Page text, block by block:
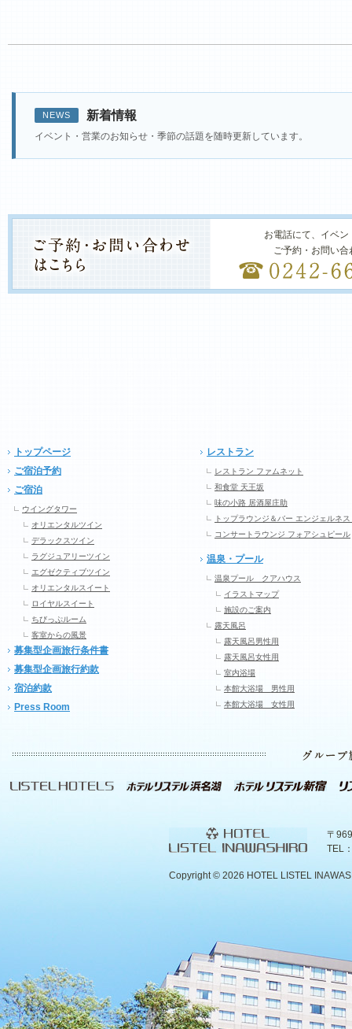
NEWS 新着情報
イベント・営業のお知らせ・季節の話題を随時更新しています。
お電話にて、イベ
ご予約・お問い
トップページ
ご宿泊予約
ご宿泊
ウイングタワー
オリエンタルツイン
デラックスツイン
ラグジュアリーツイン
エグゼクティブツイン
オリエンタルスイート
ロイヤルスイート
ちびっぷルーム
客室からの風景
募集型企画旅行条件書
募集型企画旅行約款
宿泊約款
Press Room
レストラン
レストラン ファムネット
和食堂 天王坂
味の小路 居酒屋庄助
トップラウンジ＆バー エンジェルネス
コンサートラウンジ フォアシュピール
温泉・プール
温泉プール クアハウス
イラストマップ
施設のご案内
露天風呂
露天風呂男性用
露天風呂女性用
室内浴場
本館大浴場 男性用
本館大浴場 女性用
〒
TEL
Copyright © 2026 HOTEL LISTEL